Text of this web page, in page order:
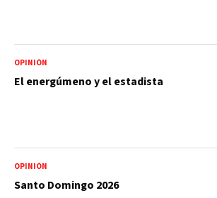
OPINIÓN
El energúmeno y el estadista
OPINIÓN
Santo Domingo 2026